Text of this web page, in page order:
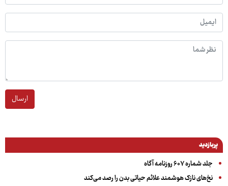
ارسال
پربازدید
جلد شماره ۶۰۷ روزنامه آگاه
نخ‌های نازک هوشمند علائم حیاتی بدن را رصد می‌کند